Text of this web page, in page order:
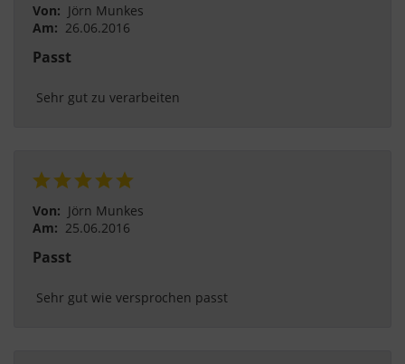
Von: Jörn Munkes
Am: 26.06.2016
Passt
Sehr gut zu verarbeiten
Von: Jörn Munkes
Am: 25.06.2016
Passt
Sehr gut wie versprochen passt